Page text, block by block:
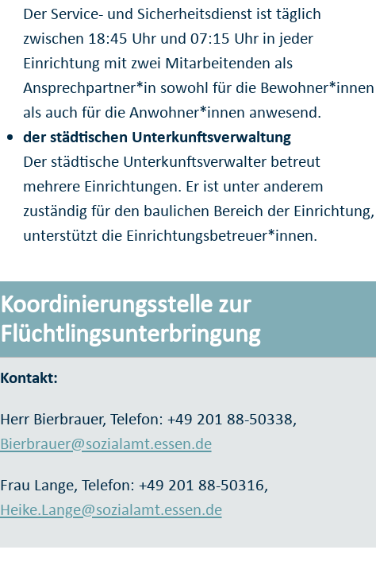
Der Service- und Sicherheitsdienst ist täglich
zwischen 18:45 Uhr und 07:15 Uhr in jeder
Einrichtung mit zwei Mitarbeitenden als
Ansprechpartner*in sowohl für die Bewohner*innen
als auch für die Anwohner*innen anwesend.
der städtischen Unterkunftsverwaltung
Der städtische Unterkunftsverwalter betreut
mehrere Einrichtungen. Er ist unter anderem
zuständig für den baulichen Bereich der Einrichtung,
unterstützt die Einrichtungsbetreuer*innen.
Koordinierungsstelle zur
Flüchtlingsunterbringung
Kontakt:
Herr Bierbrauer, Telefon: +49 201 88-50338,
Bierbrauer@sozialamt.essen.de
Frau Lange, Telefon: +49 201 88-50316,
Heike.Lange@sozialamt.essen.de